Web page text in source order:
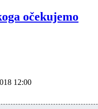
očekujemo
12:00